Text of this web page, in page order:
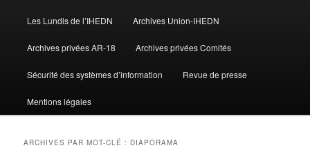
Les Lundis de l’IHEDN Archives Union-IHEDN
Archives privées AR-18 Archives privées Comités
Sécurité des systèmes d’information Revue de presse
Mentions légales
ARCHIVES PAR MOT-CLÉ : DIAPORAMA